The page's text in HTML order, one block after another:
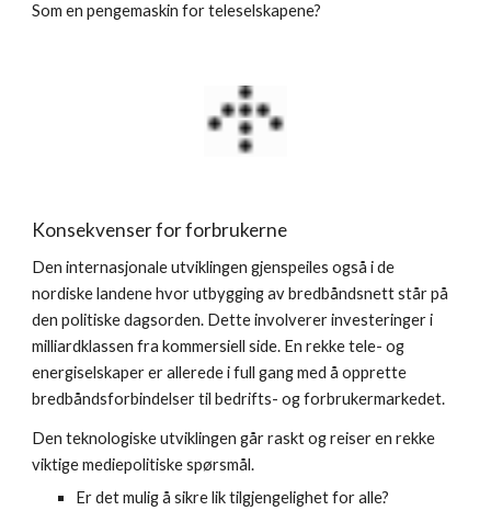
Som en pengemaskin for teleselskapene?
Konsekvenser for forbrukerne
Den internasjonale utviklingen gjenspeiles også i de
nordiske landene hvor utbygging av bredbåndsnett står på
den politiske dagsorden. Dette involverer investeringer i
milliardklassen fra kommersiell side. En rekke tele- og
energiselskaper er allerede i full gang med å opprette
bredbåndsforbindelser til bedrifts- og forbrukermarkedet.
Den teknologiske utviklingen går raskt og reiser en rekke
viktige mediepolitiske spørsmål.
Er det mulig å sikre lik tilgjengelighet for alle?